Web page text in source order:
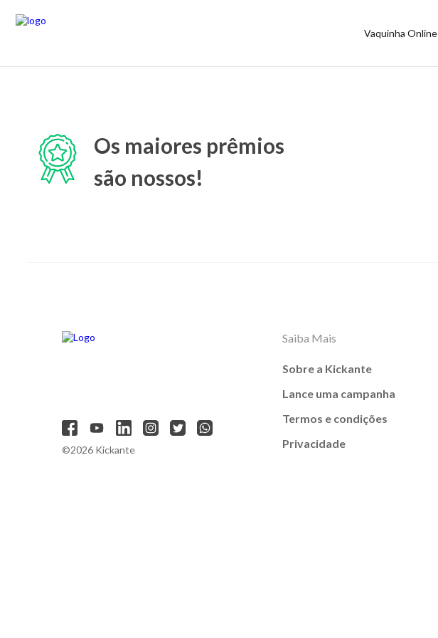
Vaquinha Online
Os maiores prêmios
são nossos!
©2026 Kickante
Saiba Mais
Sobre a Kickante
Lance uma campanha
Termos e condições
Privacidade